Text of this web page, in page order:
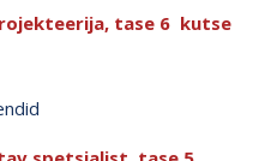
tase 6 kutse